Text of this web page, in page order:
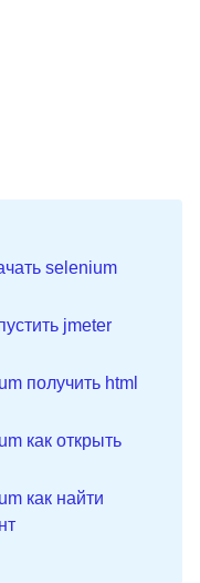
selenium
jmeter
получить html
как открыть
как найти